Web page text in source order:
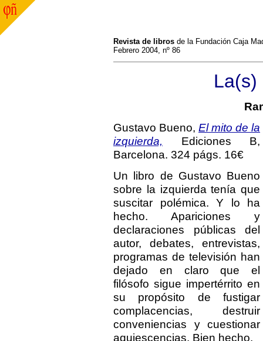
Revista de libros de la Fundación Caja
Febrero 2004, nº 86
La(s)
Gustavo Bueno, El mito de la
izquierda, Ediciones B,
Barcelona. 324 págs. 16€
Un libro de Gustavo Bueno
sobre la izquierda tenía que
suscitar polémica. Y lo ha
hecho. Apariciones y
declaraciones públicas del
autor, debates, entrevistas,
programas de televisión han
dejado en claro que el
filósofo sigue impertérrito en
su propósito de fustigar
complacencias, destruir
conveniencias y cuestionar
aquiescencias. Bien hecho.